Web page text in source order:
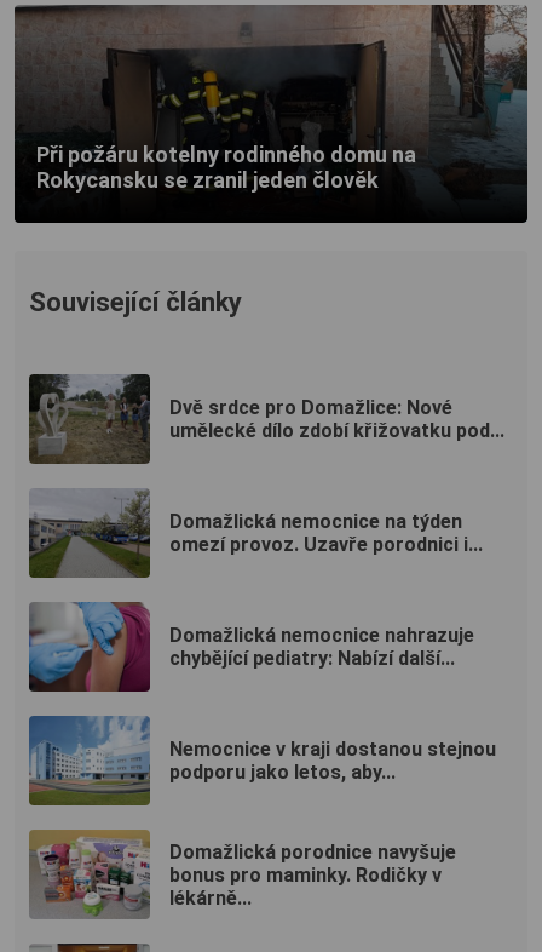
Při požáru kotelny rodinného domu na
Rokycansku se zranil jeden člověk
Související články
Dvě srdce pro Domažlice: Nové
umělecké dílo zdobí křižovatku pod...
Domažlická nemocnice na týden
omezí provoz. Uzavře porodnici i...
Domažlická nemocnice nahrazuje
chybějící pediatry: Nabízí další...
Nemocnice v kraji dostanou stejnou
podporu jako letos, aby...
Domažlická porodnice navyšuje
bonus pro maminky. Rodičky v
lékárně...